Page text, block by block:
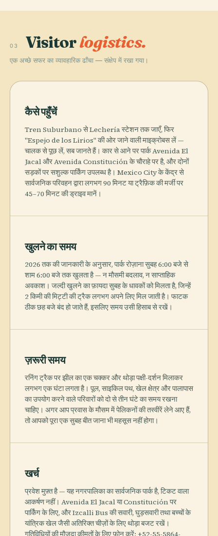
03 Visitorlogistics.
एक अच्छे सफर का व्यावहारिक ढाँचा — संक्षेप में रखा गया।
कैसे पहुँचें
Tren Suburbano से Lechería स्टेशन तक जाएँ, फिर
"Espejo de los Lirios" की ओर जाने वाली माइक्रोबस लें —
चालक से पूछ लें, सब जानते हैं। कार से आने पर पार्क Avenida El
Jacal और Avenida Constitución के चौराहे पर है, और दोनों
सड़कों पर सशुल्क पार्किंग उपलब्ध है। Mexico City के केंद्र से
सार्वजनिक परिवहन द्वारा लगभग 90 मिनट या ट्रैफ़िक की मर्जी पर
45–70 मिनट की ड्राइव मानें।
खुलने का समय
2026 तक की जानकारी के अनुसार, पार्क रोज़ाना सुबह 6:00 बजे से
शाम 6:00 बजे तक खुलता है — न मौसमी बदलाव, न साप्ताहिक
अवकाश। जल्दी खुलने का फ़ायदा सुबह के धावकों को मिलता है, जिन्हें
2 किमी की मिट्टी की ट्रैक लगभग अपने लिए मिल जाती है। फाटक
ठीक छह बजे बंद हो जाते हैं, इसलिए समय उसी हिसाब से रखें।
ज़रूरी समय
रनिंग ट्रैक पर झील का एक चक्कर और थोड़ा पक्षी-दर्शन मिलाकर
लगभग एक घंटा लगता है। पूल, साइकिल पथ, खेल क्षेत्र और पालापास
का उपयोग करने वाले परिवारों को दो से तीन घंटे का समय रखना
चाहिए। अगर आप प्रवास के मौसम में पेलिकनों की तस्वीरें लेने आए हैं,
तो आपको पूरा एक सुबह बीत जाना भी महसूस नहीं होगा।
खर्च
प्रवेश मुफ़्त है — यह नगरपालिका का सार्वजनिक पार्क है, टिकट वाला
आकर्षण नहीं। Avenida El Jacal या Constitución पर
पार्किंग के लिए, और Izcalli Bus की सवारी, घुड़सवारी तथा बच्चों के
यांत्रिक खेल जैसी अतिरिक्त चीज़ों के लिए थोड़ा बजट रखें।
गतिविधियों की मौजूदा कीमतों के लिए फ़ोन करें: +52-55-5864-